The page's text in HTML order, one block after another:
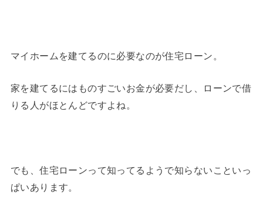
マイホームを建てるのに必要なのが住宅ローン。
家を建てるにはものすごいお金が必要だし、ローンで借
りる人がほとんどですよね。
でも、住宅ローンって知ってるようで知らないこといっ
ぱいあります。